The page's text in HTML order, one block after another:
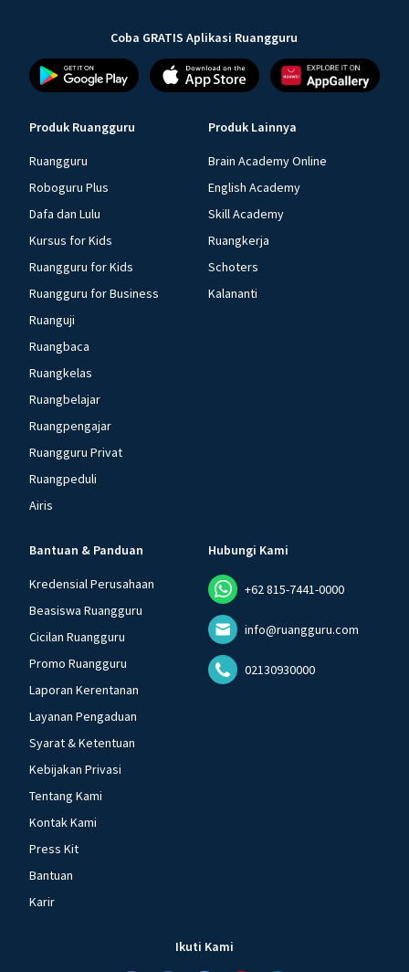
Coba GRATIS Aplikasi Ruangguru
Produk Ruangguru
Ruangguru
Roboguru Plus
Dafa dan Lulu
Kursus for Kids
Ruangguru for Kids
Ruangguru for Business
Ruanguji
Ruangbaca
Ruangkelas
Ruangbelajar
Ruangpengajar
Ruangguru Privat
Ruangpeduli
Airis
Produk Lainnya
Brain Academy Online
English Academy
Skill Academy
Ruangkerja
Schoters
Kalananti
Bantuan & Panduan
Kredensial Perusahaan
Beasiswa Ruangguru
Cicilan Ruangguru
Promo Ruangguru
Laporan Kerentanan
Layanan Pengaduan
Syarat & Ketentuan
Kebijakan Privasi
Tentang Kami
Kontak Kami
Press Kit
Bantuan
Karir
Hubungi Kami
+62 815-7441-0000
info@ruangguru.com
02130930000
Ikuti Kami